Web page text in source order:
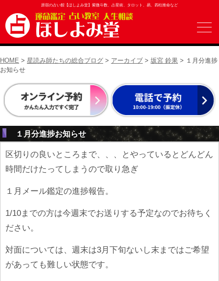
原宿の占い館【ほしよみ堂】紫微斗数、占星術、タロット、易、四柱推命など
HOME > 星読み師たちの総合ブログ > アーカイブ > 坂宮 鈴果 > １月分進捗
お知らせ
１月分進捗お知らせ
区切りの良いところまで、、、とやっているとどんどん
時間だけたってしまうので取り急ぎ
１月メール鑑定の進捗報告。
1/10までの方は今週末でお送りする予定なのでお待ちく
ださい。
対面については、週末は3月下旬ないし末まではご希望
があっても難しい状態です。